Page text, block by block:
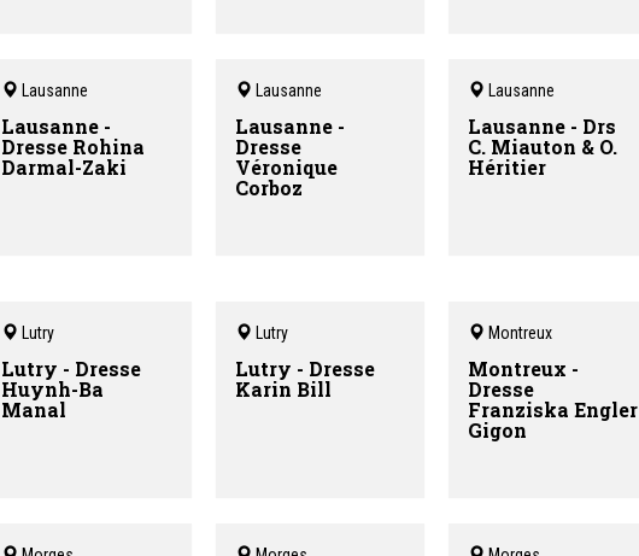
Lausanne
Lausanne -
Dresse Rohina
Darmal-Zaki
Lausanne
Lausanne -
Dresse
Véronique
Corboz
Lausanne
Lausanne - Drs
C. Miauton & O.
Héritier
Lutry
Lutry - Dresse
Huynh-Ba
Manal
Lutry
Lutry - Dresse
Karin Bill
Montreux
Montreux -
Dresse
Franziska Engler
Gigon